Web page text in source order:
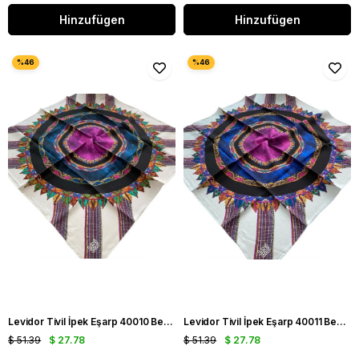
Hinzufügen Hinzufügen
Levidor Tivil İpek Eşarp 40010 Beyaz Karışık Desen
$ 27.78
$ 51.39
Levidor Tivil İpek Eşarp 40011 Beyaz Karışık Desen
$ 27.78
$ 51.39